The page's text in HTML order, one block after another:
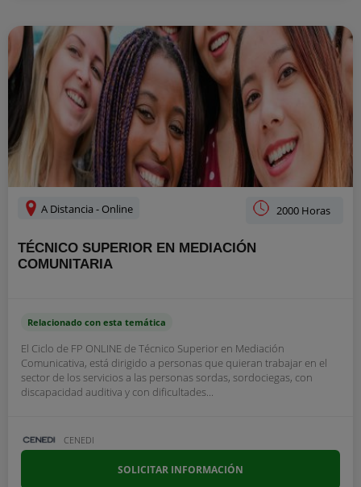
A Distancia - Online 2000 Horas
TÉCNICO SUPERIOR EN MEDIACIÓN
COMUNITARIA
Relacionado con esta temática
El Ciclo de FP ONLINE de Técnico Superior en Mediación
Comunicativa, está dirigido a personas que quieran trabajar en el
sector de los servicios a las personas sordas, sordociegas, con
discapacidad auditiva y con dificultades...
CENEDI
SOLICITAR INFORMACIÓN